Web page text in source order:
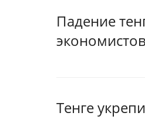
Падение
экономистов
Тенге